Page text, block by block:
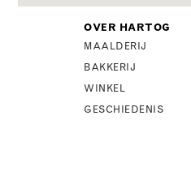
OVER HARTOG
MAALDERIJ
BAKKERIJ
WINKEL
GESCHIEDENIS